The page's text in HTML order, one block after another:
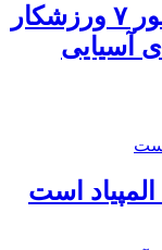
۲ مدال برنز نتیجه حضور ۷ ورزشکار
آسیایی
است